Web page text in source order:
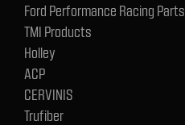
Ford Performance Racing Parts
TMI Products
Holley
ACP
CERVINIS
Trufiber